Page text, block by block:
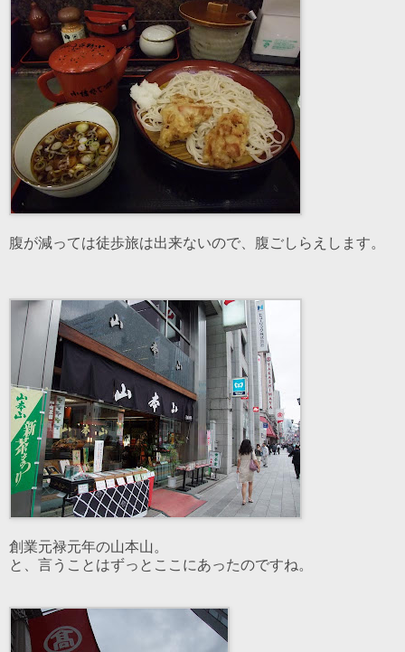
腹が減っては徒歩旅は出来ないので、腹ごしらえします。
創業元禄元年の山本山。
と、言うことはずっとここにあったのですね。